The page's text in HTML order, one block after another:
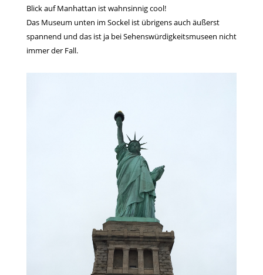
Blick auf Manhattan ist wahnsinnig cool!
Das Museum unten im Sockel ist übrigens auch äußerst
spannend und das ist ja bei Sehenswürdigkeitsmuseen nicht
immer der Fall.